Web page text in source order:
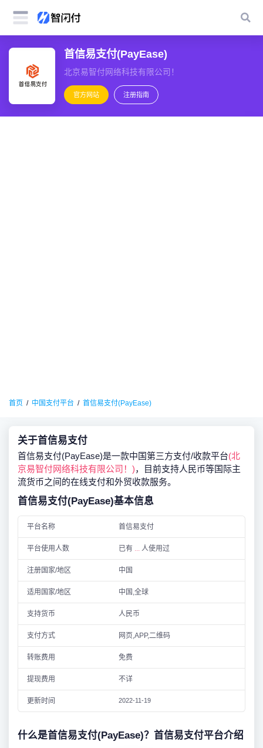
首信易支付(PayEase)
北京易智付网络科技有限公司！
官方网站 注册指南
首页 中国支付平台 首信易支付(PayEase)
关于首信易支付
首信易支付(PayEase)是一款中国第三方支付/收款平台(北
京易智付网络科技有限公司！)，目前支持人民币等国际主
流货币之间的在线支付和外贸收款服务。
首信易支付(PayEase)基本信息
平台名称 首信易支付
平台使用人数 已有 ...人使用过
注册国家/地区 中国
适用国家/地区 中国,全球
支持货币 人民币
支付方式 网页,APP,二维码
转账费用 免费
提现费用 不详
更新时间 2022-11-19
什么是首信易支付(PayEase)？首信易支付平台介绍